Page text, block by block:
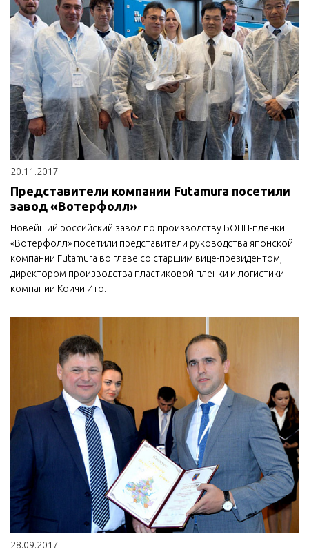
20.11.2017
Представители компании Futamura посетили
завод «Вотерфолл»
Новейший российский завод по производству БОПП-пленки
«Вотерфолл» посетили представители руководства японской
компании Futamura во главе со старшим вице-президентом,
директором производства пластиковой пленки и логистики
компании Коичи Ито.
28.09.2017